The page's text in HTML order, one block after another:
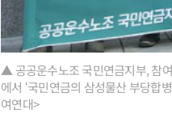
▲ 공공운수노조 국민연금지부, 참
에서 ‘국민연금의 삼성물산 부당합
여연대>